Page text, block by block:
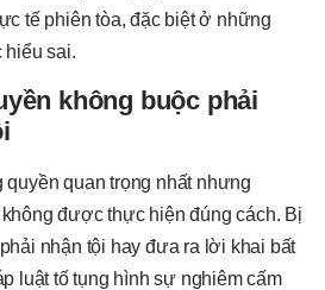
tế phiên tòa, đặc biệt ở những
hiểu sai.
không buộc phải
quan trọng nhất nhưng
được thực hiện đúng cách. Bị
nhận tội hay đưa ra lời khai bất
luật tố tụng hình sự nghiêm cấm